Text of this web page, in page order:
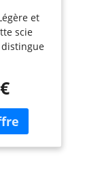
min,
l’arbre,
1
-
et
scie
lors